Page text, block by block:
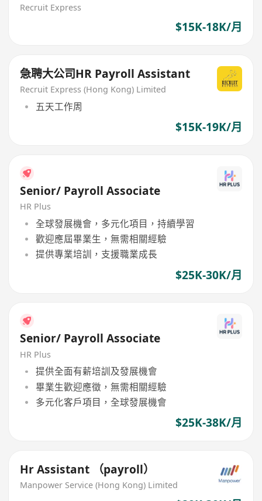
Recruit Express
$15K-18K/月
急聘大公司HR Payroll Assistant
Recruit Express (Hong Kong) Limited
五天工作周
$15K-19K/月
Senior/ Payroll Associate
HR Plus
全球發展機會，多元化項目，持續學習
歡迎應屆畢業生，無需相關經驗
提供專業培訓，支援職業成長
$25K-30K/月
Senior/ Payroll Associate
HR Plus
提供全面有薪培訓及發展機會
畢業生歡迎應徵，無需相關經驗
多元化客戶項目，全球發展機會
$25K-38K/月
Hr Assistant （payroll）
Manpower Service (Hong Kong) Limited